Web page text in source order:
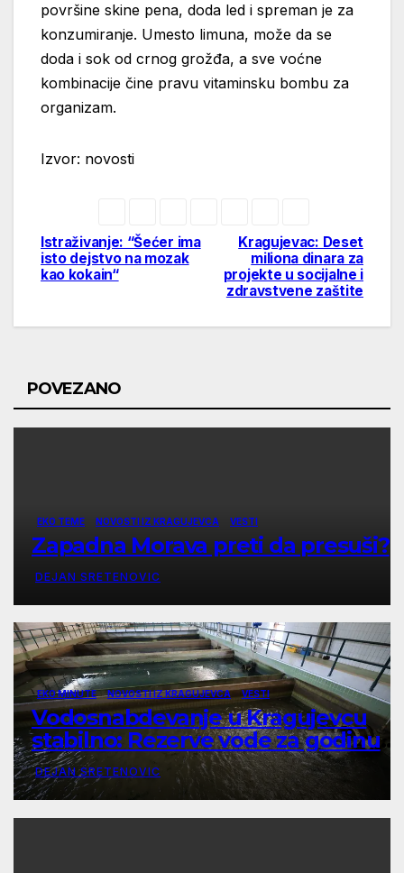
površine skine pena, doda led i spreman je za
konzumiranje. Umesto limuna, može da se
doda i sok od crnog grožđa, a sve voćne
kombinacije čine pravu vitaminsku bombu za
organizam.
Izvor: novosti
Post
navigation
Kragujevac: Deset
miliona dinara za
projekte u socijalne i
zdravstvene zaštite
Istraživanje: “Šećer ima
isto dejstvo na mozak
kao kokain“
POVEZANO
EKO TEME NOVOSTI IZ KRAGUJEVCA VESTI
Zapadna Morava preti da presuši?
DEJAN SRETENOVIC
EKO MINUTE NOVOSTI IZ KRAGUJEVCA VESTI
Vodosnabdevanje u Kragujevcu
stabilno: Rezerve vode za godinu
dana
DEJAN SRETENOVIC